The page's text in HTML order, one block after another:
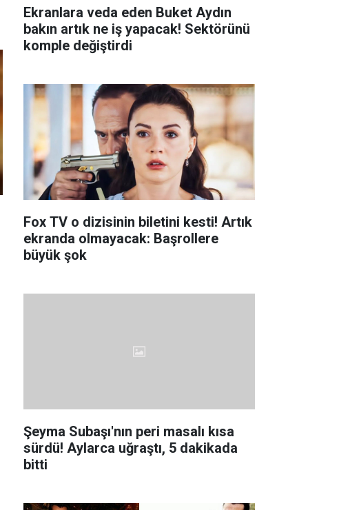
Ekranlara veda eden Buket Aydın
bakın artık ne iş yapacak! Sektörünü
komple değiştirdi
Fox TV o dizisinin biletini kesti! Artık
ekranda olmayacak: Başrollere
büyük şok
Şeyma Subaşı'nın peri masalı kısa
sürdü! Aylarca uğraştı, 5 dakikada
bitti